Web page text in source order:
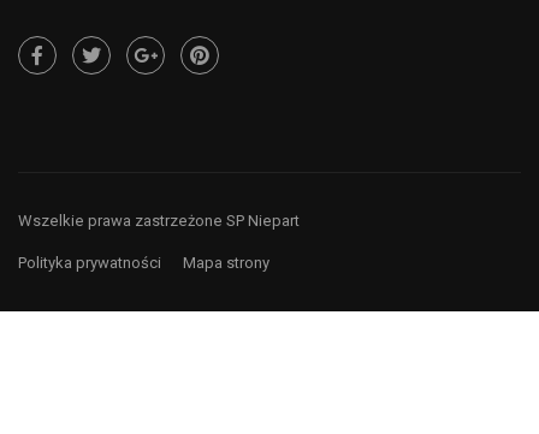
Wszelkie prawa zastrzeżone SP Niepart
Polityka prywatności Mapa strony